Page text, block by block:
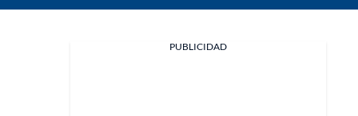
PUBLICIDAD